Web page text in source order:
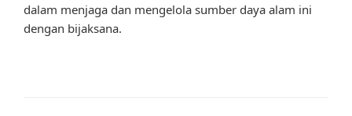
dalam menjaga dan mengelola sumber daya alam ini
dengan bijaksana.